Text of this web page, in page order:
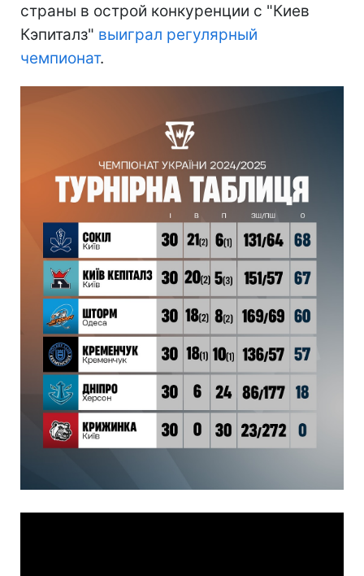
страны в острой конкуренции с "Киев
Кэпиталз" выиграл регулярный
чемпионат.